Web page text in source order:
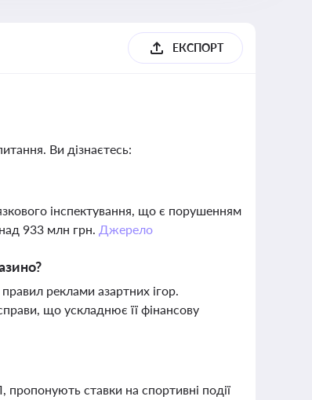
ЕКСПОРТ
Ви дізнаєтесь:
інспектування, що є порушенням
933 млн грн. Джерело
реклами азартних ігор.
що ускладнює її фінансову
ставки на спортивні події